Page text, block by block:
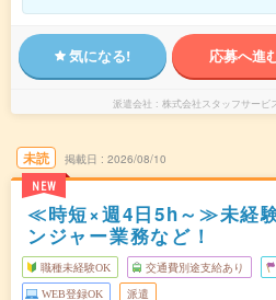
気になる! 応募へ進
派遣会社 株式会社スタッフサー
未読
NEW
掲載日 2026/08/10
≪時短×週4日5h～≫未経
ンジャー業務など！
職種未経験OK 交通費別途支給あり
WEB登録OK 派遣